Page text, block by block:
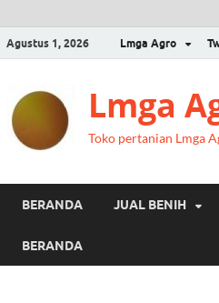
Agustus 1, 2026 Lmga Agro
Lmga
Toko pertanian Lmga
BERANDA JUAL BENIH
BERANDA